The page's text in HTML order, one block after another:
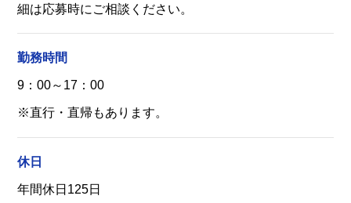
細は応募時にご相談ください。
勤務時間
9：00～17：00
※直行・直帰もあります。
休日
年間休日125日